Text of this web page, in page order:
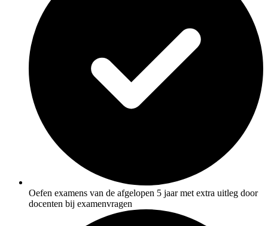
Oefen examens van de afgelopen 5 jaar met extra uitleg door
docenten bij examenvragen